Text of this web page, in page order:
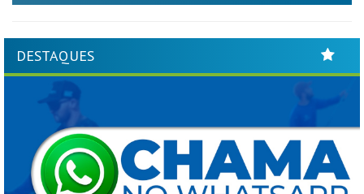
DESTAQUES